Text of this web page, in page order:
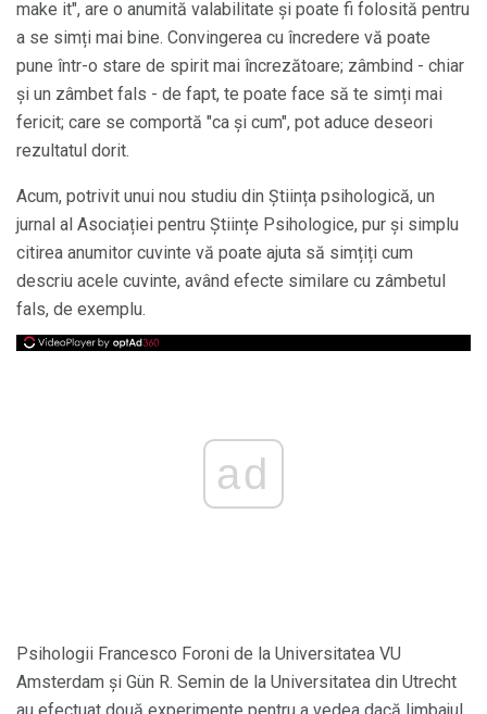
make it", are o anumită valabilitate și poate fi folosită pentru
a se simți mai bine. Convingerea cu încredere vă poate
pune într-o stare de spirit mai încrezătoare; zâmbind - chiar
și un zâmbet fals - de fapt, te poate face să te simți mai
fericit; care se comportă "ca și cum", pot aduce deseori
rezultatul dorit.
Acum, potrivit unui nou studiu din Știința psihologică, un
jurnal al Asociației pentru Științe Psihologice, pur și simplu
citirea anumitor cuvinte vă poate ajuta să simțiți cum
descriu acele cuvinte, având efecte similare cu zâmbetul
fals, de exemplu.
ad
Psihologii Francesco Foroni de la Universitatea VU
Amsterdam și Gün R. Semin de la Universitatea din Utrecht